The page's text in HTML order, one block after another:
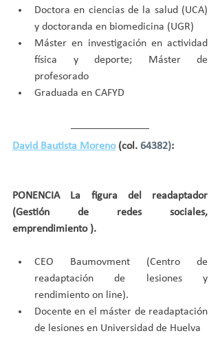
Doctora en ciencias de la salud (UCA)
y doctoranda en biomedicina (UGR)
Máster en investigación en actividad
física y deporte; Máster de
profesorado
Graduada en CAFYD
David Bautista Moreno (col. 64382):
PONENCIA La figura del readaptador
(Gestión de redes sociales,
emprendimiento ).
CEO Baumovment (Centro de
readaptación de lesiones y
rendimiento on line).
Docente en el máster de readaptación
de lesiones en Universidad de Huelva